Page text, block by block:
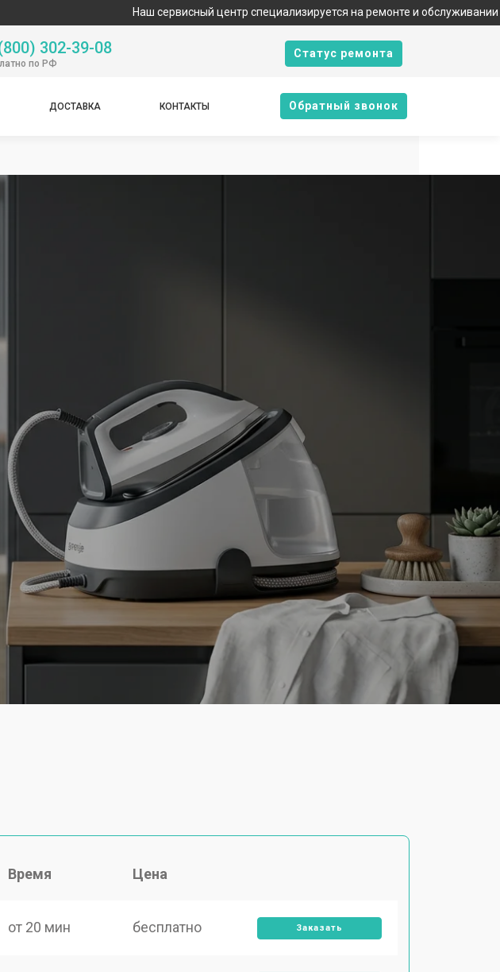
Наш сервисный центр специализируется на ремонте и обслуживании техники
302-39-08
по РФ
Cтатус ремонта
ДОСТАВКА КОНТАКТЫ Oбратный звонок
Время Цена
от 20 мин бесплатно Заказать